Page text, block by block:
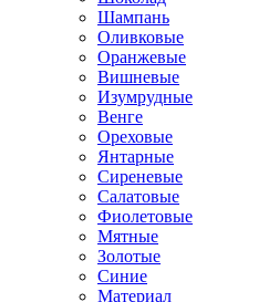
Шампань
Оливковые
Оранжевые
Вишневые
Изумрудные
Венге
Ореховые
Янтарные
Сиреневые
Салатовые
Фиолетовые
Мятные
Золотые
Синие
Материал